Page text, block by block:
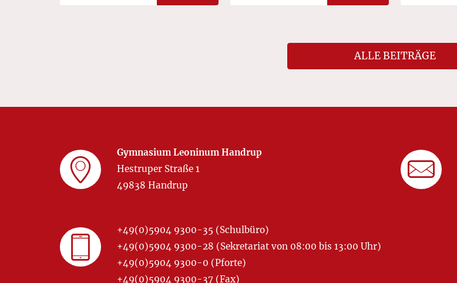
ALLE BEITRÄGE
Gymnasium Leoninum Handrup
Hestruper Straße 1
49838 Handrup
+49(0)5904 9300-35 (Schulbüro)
+49(0)5904 9300-28 (Sekretariat von 08:00 bis 13:00 Uhr)
+49(0)5904 9300-0 (Pforte)
+49(0)5904 9300-37 (Fax)